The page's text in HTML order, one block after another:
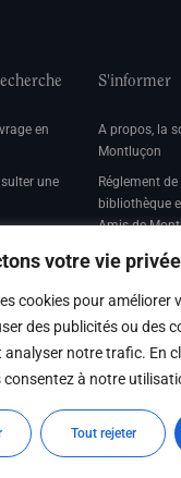
votre vie
cookies pour améliorer
des publicités ou des
analyser notre trafic. En
consentez à notre
Tout rejeter
en
une
S'informer
A propos, la
Montluçon
Réglement
bibliothèque
Amis de
Mentions